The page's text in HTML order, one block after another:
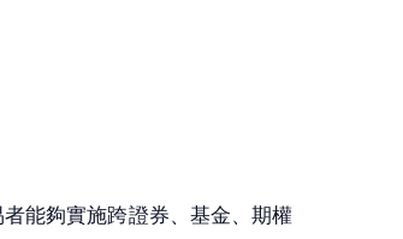
能夠實施跨證券、基金、期權